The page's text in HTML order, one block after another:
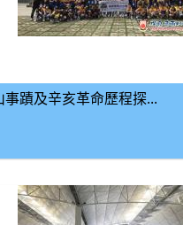
事蹟及辛亥革命歷程探...